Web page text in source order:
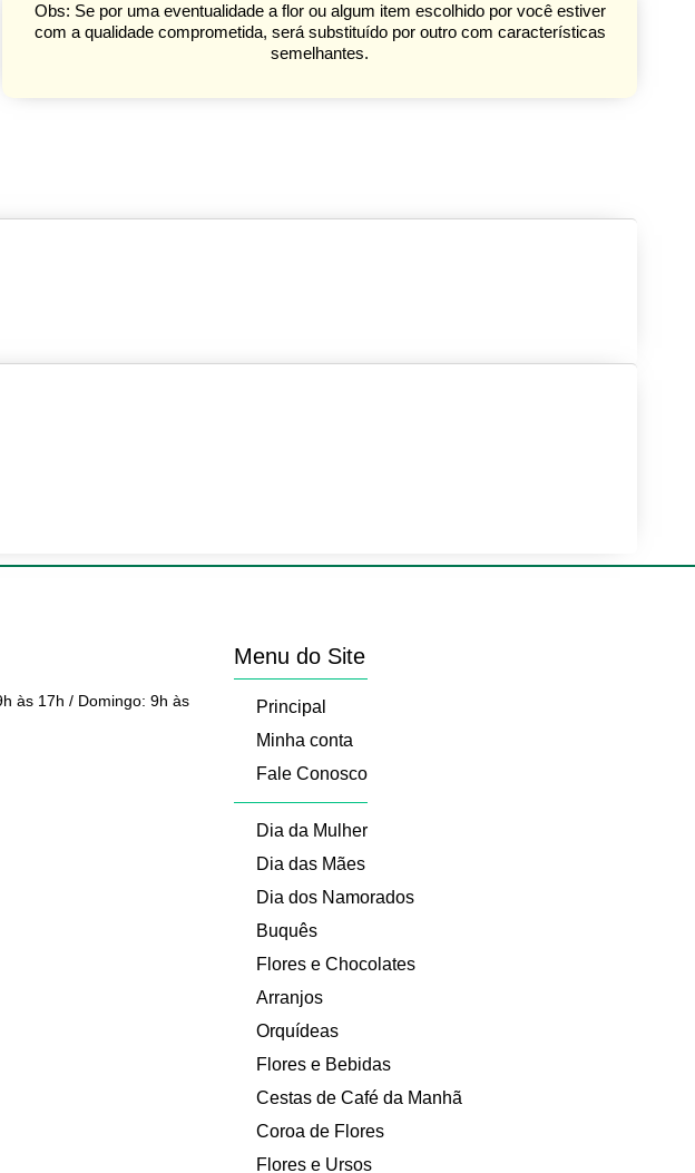
Obs: Se por uma eventualidade a flor ou algum item escolhido por você estiver
com a qualidade comprometida, será substituído por outro com características
semelhantes.
às 17h / Domingo: 9h às
Menu do Site
Principal
Minha conta
Fale Conosco
Dia da Mulher
Dia das Mães
Dia dos Namorados
Buquês
Flores e Chocolates
Arranjos
Orquídeas
Flores e Bebidas
Cestas de Café da Manhã
Coroa de Flores
Flores e Ursos